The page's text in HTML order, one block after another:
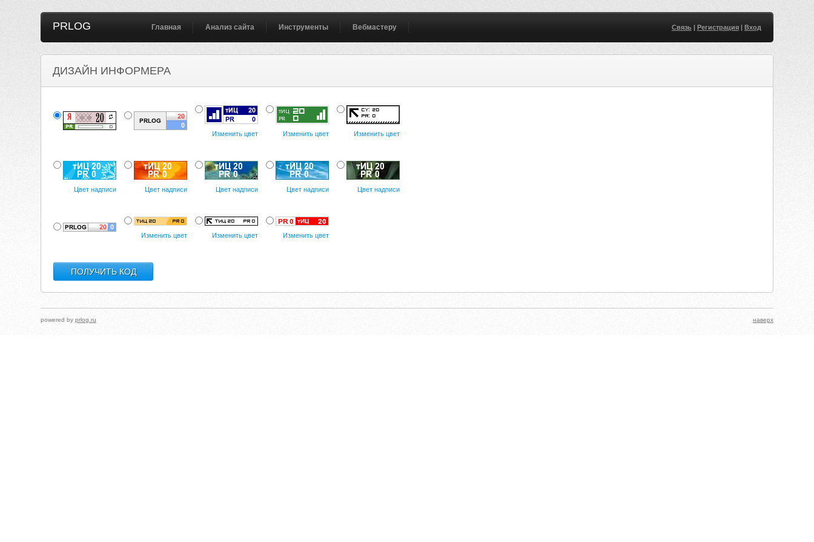
PRLOG Главная Анализ сайта Инструменты Вебмастеру Связь| Регистрация| Вход
ДИЗАЙН ИНФОРМЕРА
Изменить цвет Изменить цвет Изменить цвет
Цвет надписи Цвет надписи Цвет надписи Цвет надписи Цвет надписи
Изменить цвет Изменить цвет Изменить цвет
powered byprlog.ru наверх